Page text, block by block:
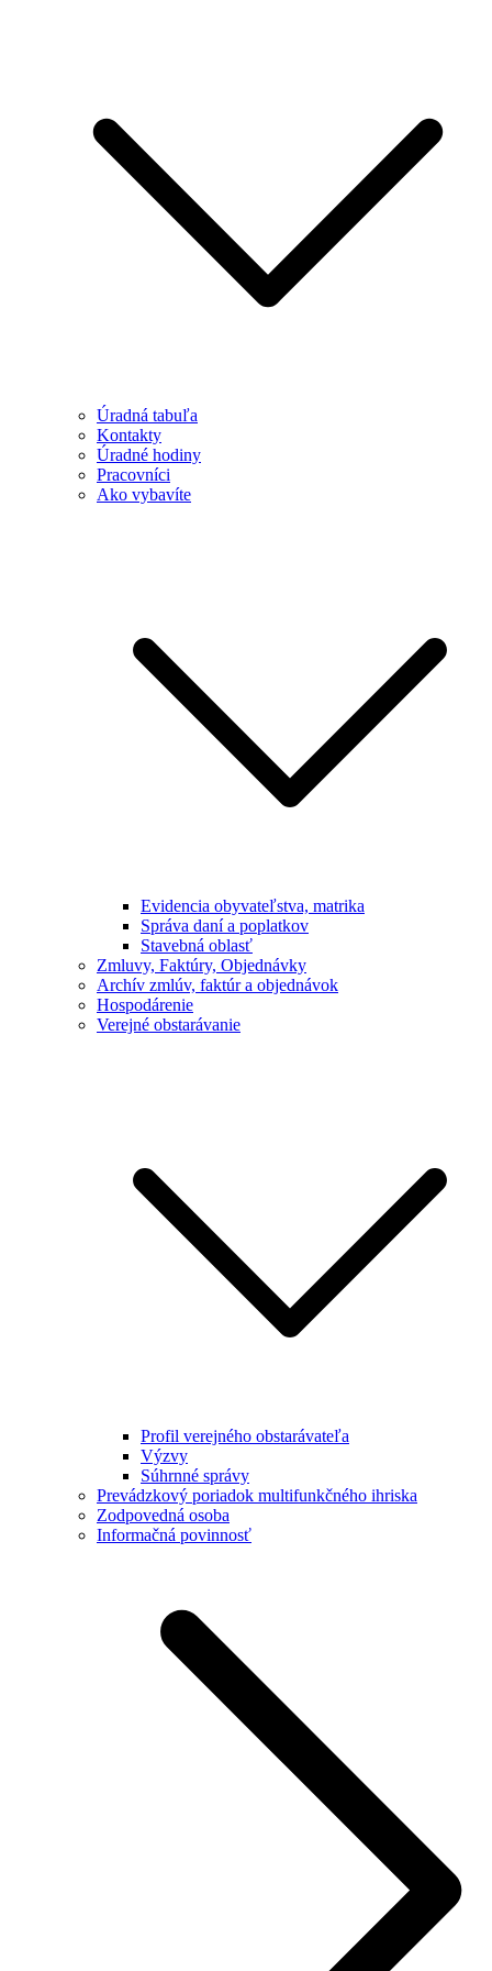
Úradná tabuľa
Kontakty
Úradné hodiny
Pracovníci
Ako vybavíte
Evidencia obyvateľstva, matrika
Správa daní a poplatkov
Stavebná oblasť
Zmluvy, Faktúry, Objednávky
Archív zmlúv, faktúr a objednávok
Hospodárenie
Verejné obstarávanie
Profil verejného obstarávateľa
Výzvy
Súhrnné správy
Prevádzkový poriadok multifunkčného ihriska
Zodpovedná osoba
Informačná povinnosť